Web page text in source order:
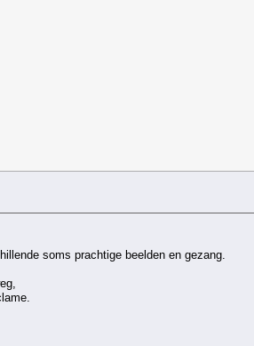
soms prachtige beelden en gezang.